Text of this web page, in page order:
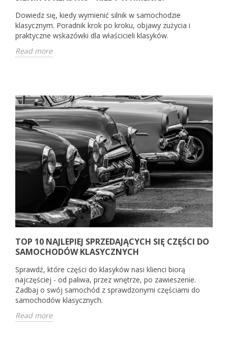
Dowiedz się, kiedy wymienić silnik w samochodzie
klasycznym. Poradnik krok po kroku, objawy zużycia i
praktyczne wskazówki dla właścicieli klasyków.
Read more
TOP 10 NAJLEPIEJ SPRZEDAJĄCYCH SIĘ CZĘŚCI DO
SAMOCHODÓW KLASYCZNYCH
Sprawdź, które części do klasyków nasi klienci biorą
najczęściej - od paliwa, przez wnętrze, po zawieszenie.
Zadbaj o swój samochód z sprawdzonymi częściami do
samochodów klasycznych.
Read more